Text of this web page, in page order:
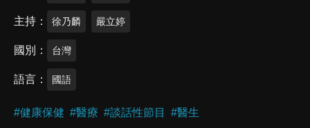
主持 徐乃麟 嚴立婷
國別 台灣
語言 國語
#健康保健 #醫療 #談話性節目 #醫生